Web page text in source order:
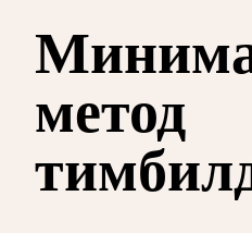
метод